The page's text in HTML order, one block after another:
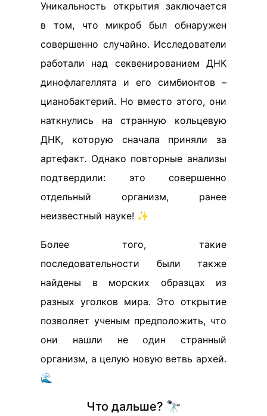
Уникальность открытия заключается
в том, что микроб был обнаружен
совершенно случайно. Исследователи
работали над секвенированием ДНК
динофлагеллята и его симбионтов –
цианобактерий. Но вместо этого, они
наткнулись на странную кольцевую
ДНК, которую сначала приняли за
артефакт. Однако повторные анализы
подтвердили: это совершенно
отдельный организм, ранее
неизвестный науке! ✨
Более того, такие
последовательности были также
найдены в морских образцах из
разных уголков мира. Это открытие
позволяет ученым предположить, что
они нашли не один странный
организм, а целую новую ветвь архей.
🌊
Что дальше? 🔭